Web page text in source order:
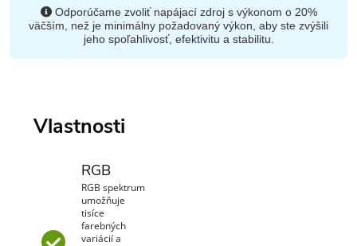
Odporúčame zvoliť napájací zdroj s výkonom o 20%
väčším, než je minimálny požadovaný výkon, aby ste zvýšili
jeho spoľahlivosť, efektivitu a stabilitu.
Vlastnosti
RGB
RGB spektrum
umožňuje
tisíce
farebných
variácií a